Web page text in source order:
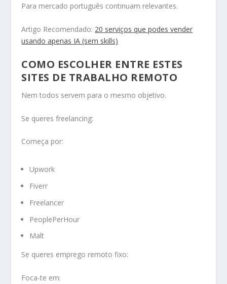
Para mercado português continuam relevantes.
Artigo Recomendado: 20 serviços que podes vender
usando apenas IA (sem skills)
COMO ESCOLHER ENTRE ESTES
SITES DE TRABALHO REMOTO
Nem todos servem para o mesmo objetivo.
Se queres freelancing:
Começa por:
Upwork
Fiverr
Freelancer
PeoplePerHour
Malt
Se queres emprego remoto fixo:
Foca-te em: